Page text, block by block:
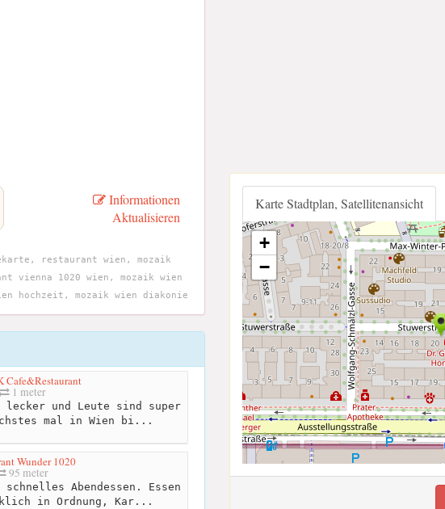
Informationen
Aktualisieren
restaurant wien, mozaik
vienna 1020 wien, mozaik wien
hochzeit, mozaik wien diakonie
Cafe&Restaurant
1 meter
lecker und Leute sind super
mal in Wien bi...
Wunder 1020
95 meter
Abendessen. Essen
in Ordnung, Kar...
Karte Stadtplan, Satellitenansicht
+
−